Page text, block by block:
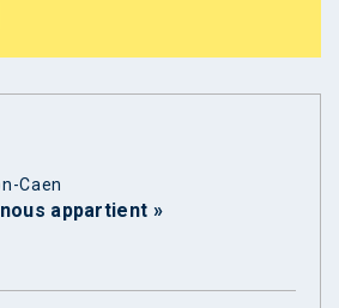
Caen
appartient »